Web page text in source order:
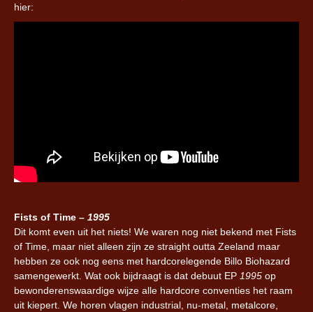
hier:
Fists of Time – 1995
Dit komt even uit het niets! We waren nog niet bekend met Fists
of Time, maar niet alleen zijn ze straight outta Zeeland maar
hebben ze ook nog eens met hardcorelegende Billo Biohazard
samengewerkt. Wat ook bijdraagt is dat debuut EP 1995 op
bewonderenswaardige wijze alle hardcore conventies het raam
uit kiepert. We horen vlagen industrial, nu-metal, metalcore,